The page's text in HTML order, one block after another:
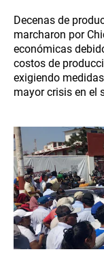
Decenas de
marcharon por
económicas
costos de
exigiendo
mayor crisis en el